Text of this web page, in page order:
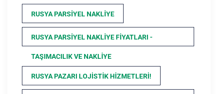
RUSYA PARSIYEL NAKLIYE
RUSYA PARSIYEL NAKLIYE FIYATLARI -
TAŞIMACILIK VE NAKLIYE
RUSYA PAZARI LOJISTIK HIZMETLERI!